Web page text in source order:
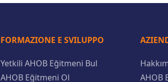
FORMAZIONE E SVILUPPO
Yetkili AHOB Eğitmeni Bul
AHOB Eğitmeni Ol
AHOB